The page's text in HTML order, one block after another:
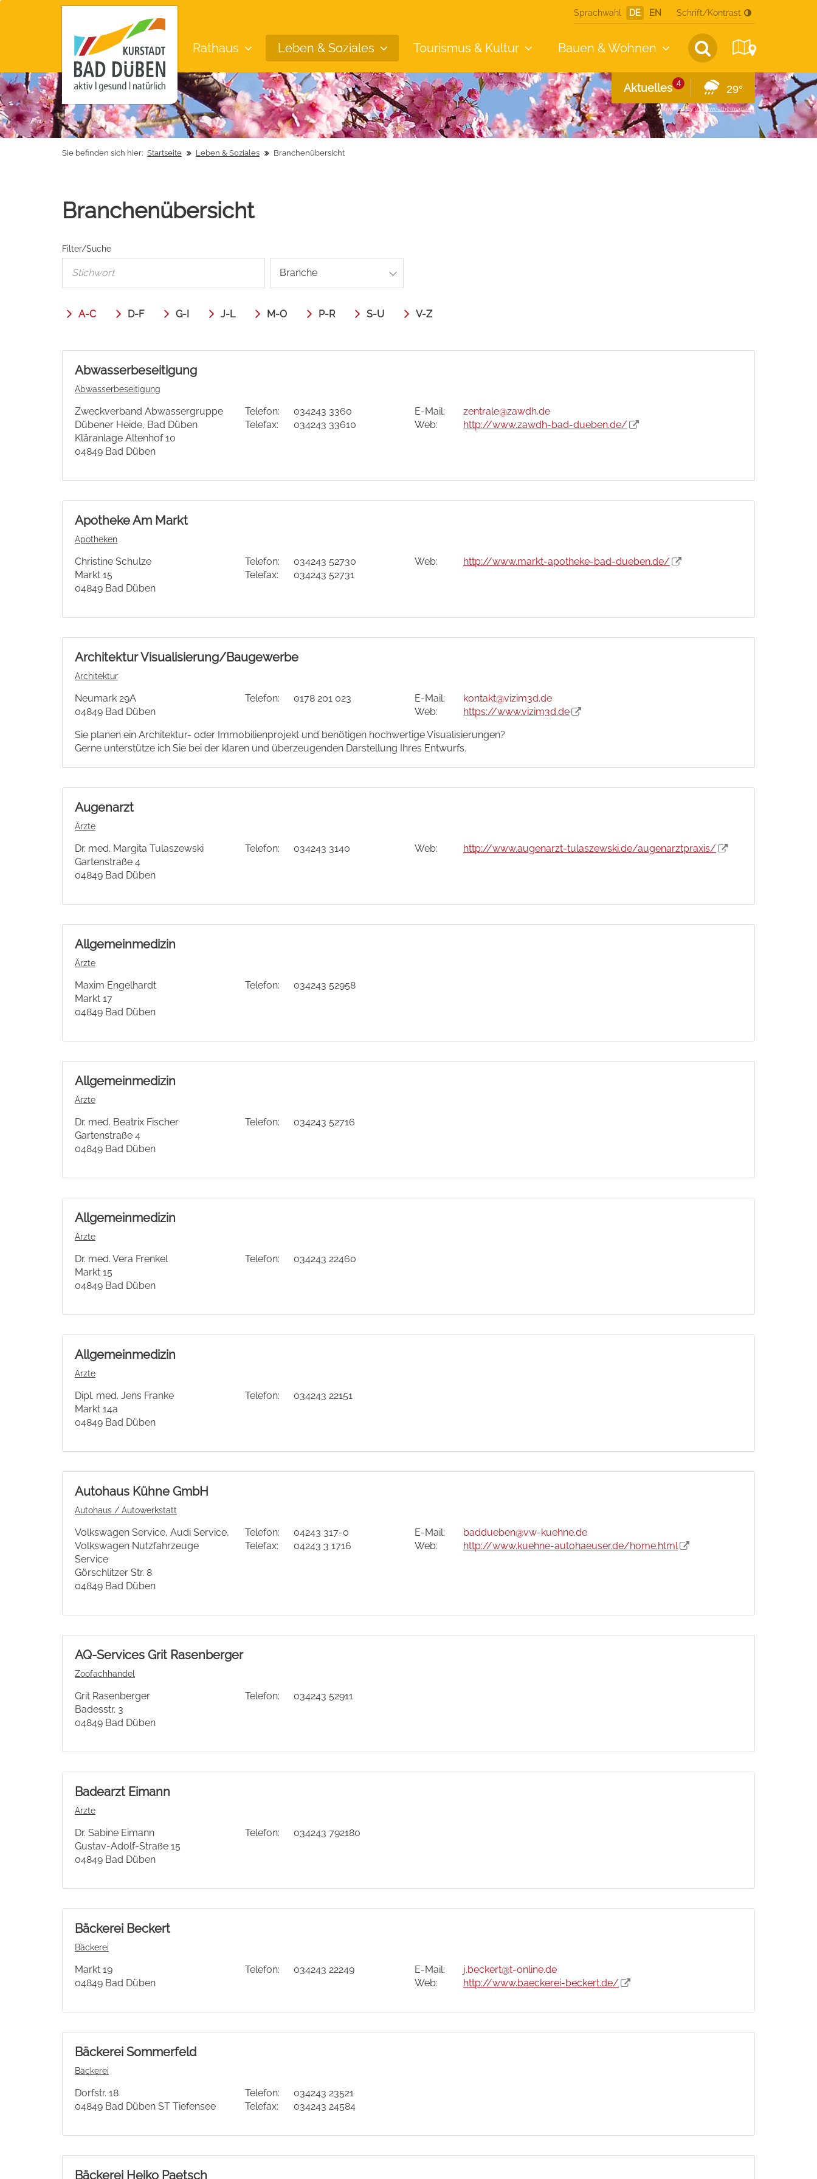
Sprachwahl DE EN Schrift/Kontrast
Aktuelles 4 29°
powered byopenweathermap.org
Rathaus Leben &Soziales Tourismus & Kultur Bauen &Wohnen
Sie befinden sich hier: Startseite Leben & Soziales Branchenübersicht
Branchenübersicht
Filter/Suche
Branche
A-C D-F G-I J-L M-O P-R S-U V-Z
Abwasserbeseitigung
Abwasserbeseitigung
Zweckverband Abwassergruppe
Dübener Heide, Bad Düben
Kläranlage Altenhof 10
04849 Bad Düben
Telefon:
034243 3360
Telefax:
034243 33610
E-Mail: zentrale@zawdh.de
Web:
http://www.zawdh-bad-dueben.de/
Apotheke Am Markt
Apotheken
Christine Schulze
Markt 15
04849 Bad Düben
Telefon:
034243 52730
Telefax:
034243 52731
Web: http://www.markt-apotheke-bad-dueben.de/
Architektur Visualisierung/Baugewerbe
Architektur
Neumark 29A
04849 Bad Düben
Telefon: 0178 201 023 E-Mail: kontakt@vizim3d.de
Web:
https://www.vizim3d.de
Sie planen ein Architektur- oder Immobilienprojekt und benötigen hochwertige Visualisierungen?
Gerne unterstütze ich Sie bei der klaren und überzeugenden Darstellung Ihres Entwurfs.
Augenarzt
Ärzte
Dr. med. Margita Tulaszewski
Gartenstraße 4
04849 Bad Düben
Telefon: 034243 3140 Web: http://www.augenarzt-tulaszewski.de/augenarztpraxis/
Allgemeinmedizin
Ärzte
Maxim Engelhardt
Markt 17
04849 Bad Düben
Telefon: 034243 52958
Allgemeinmedizin
Ärzte
Dr. med. Beatrix Fischer
Gartenstraße 4
04849 Bad Düben
Telefon: 034243 52716
Allgemeinmedizin
Ärzte
Dr. med. Vera Frenkel
Markt 15
04849 Bad Düben
Telefon: 034243 22460
Allgemeinmedizin
Ärzte
Dipl. med. Jens Franke
Markt 14a
04849 Bad Düben
Telefon: 034243 22151
Autohaus Kühne GmbH
Autohaus / Autowerkstatt
Volkswagen Service, Audi Service,
Volkswagen Nutzfahrzeuge
Service
Görschlitzer Str. 8
04849 Bad Düben
Telefon:
04243 317-0
Telefax:
04243 3 1716
E-Mail: baddueben@vw-kuehne.de
Web:
http://www.kuehne-autohaeuser.de/home.html
AQ-Services Grit Rasenberger
Zoofachhandel
Grit Rasenberger
Badesstr. 3
04849 Bad Düben
Telefon: 034243 52911
Badearzt Eimann
Ärzte
Dr. Sabine Eimann
Gustav-Adolf-Straße 15
04849 Bad Düben
Telefon: 034243 792180
Bäckerei Beckert
Bäckerei
Markt 19
04849 Bad Düben
Telefon: 034243 22249 E-Mail: j.beckert@t-online.de
Web:
http://www.baeckerei-beckert.de/
Bäckerei Sommerfeld
Bäckerei
Dorfstr. 18
04849 Bad Düben ST Tiefensee
Telefon:
034243 23521
Telefax:
034243 24584
Bäckerei Heiko Paetsch